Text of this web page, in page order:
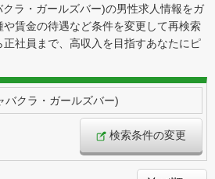
ラ・ガールズバー)の男性求人情報をガ
賃金の待遇など条件を変更して再検索
社員まで、高収入を目指すあなたにピ
バクラ・ガールズバー)
検索条件の変更